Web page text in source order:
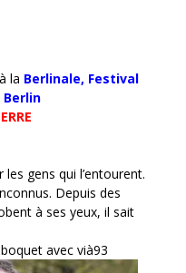
la Berlinale, Festival
gens qui l’entourent.
Depuis des
à ses yeux, il sait
avec vià93